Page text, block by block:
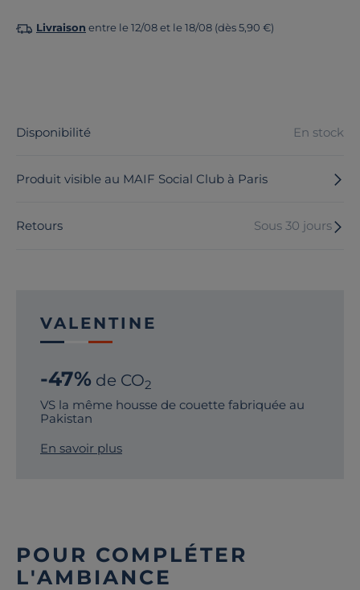
Livraison entre le 12/08 et le 18/08 (dès 5,90 €)
Disponibilité En stock
Produit visible au MAIF Social Club à Paris
Retours Sous 30 jours
VALENTINE
-47% de CO2
VS la même housse de couette fabriquée au
Pakistan
En savoir plus
POUR COMPLÉTER
L'AMBIANCE